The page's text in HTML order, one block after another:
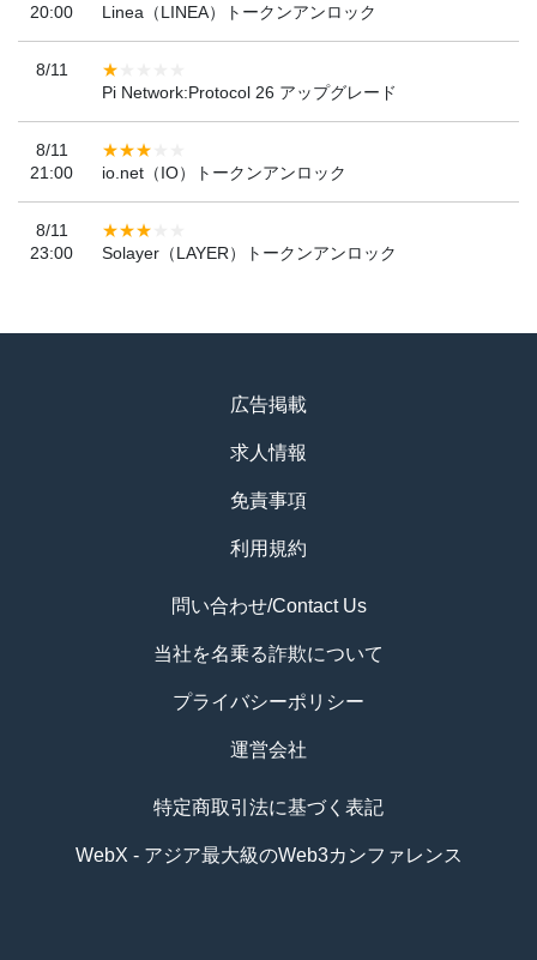
20:00
Linea（LINEA）トークンアンロック
8/11
Pi Network:Protocol 26 アップグレード
8/11
21:00
io.net（IO）トークンアンロック
8/11
23:00
Solayer（LAYER）トークンアンロック
広告掲載
求人情報
免責事項
利用規約
問い合わせ/Contact Us
当社を名乗る詐欺について
プライバシーポリシー
運営会社
特定商取引法に基づく表記
WebX - アジア最大級のWeb3カンファレンス